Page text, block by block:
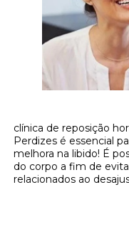
clínica de reposição
Perdizes é essencial
melhora na libido! É
do corpo a fim de
relacionados ao